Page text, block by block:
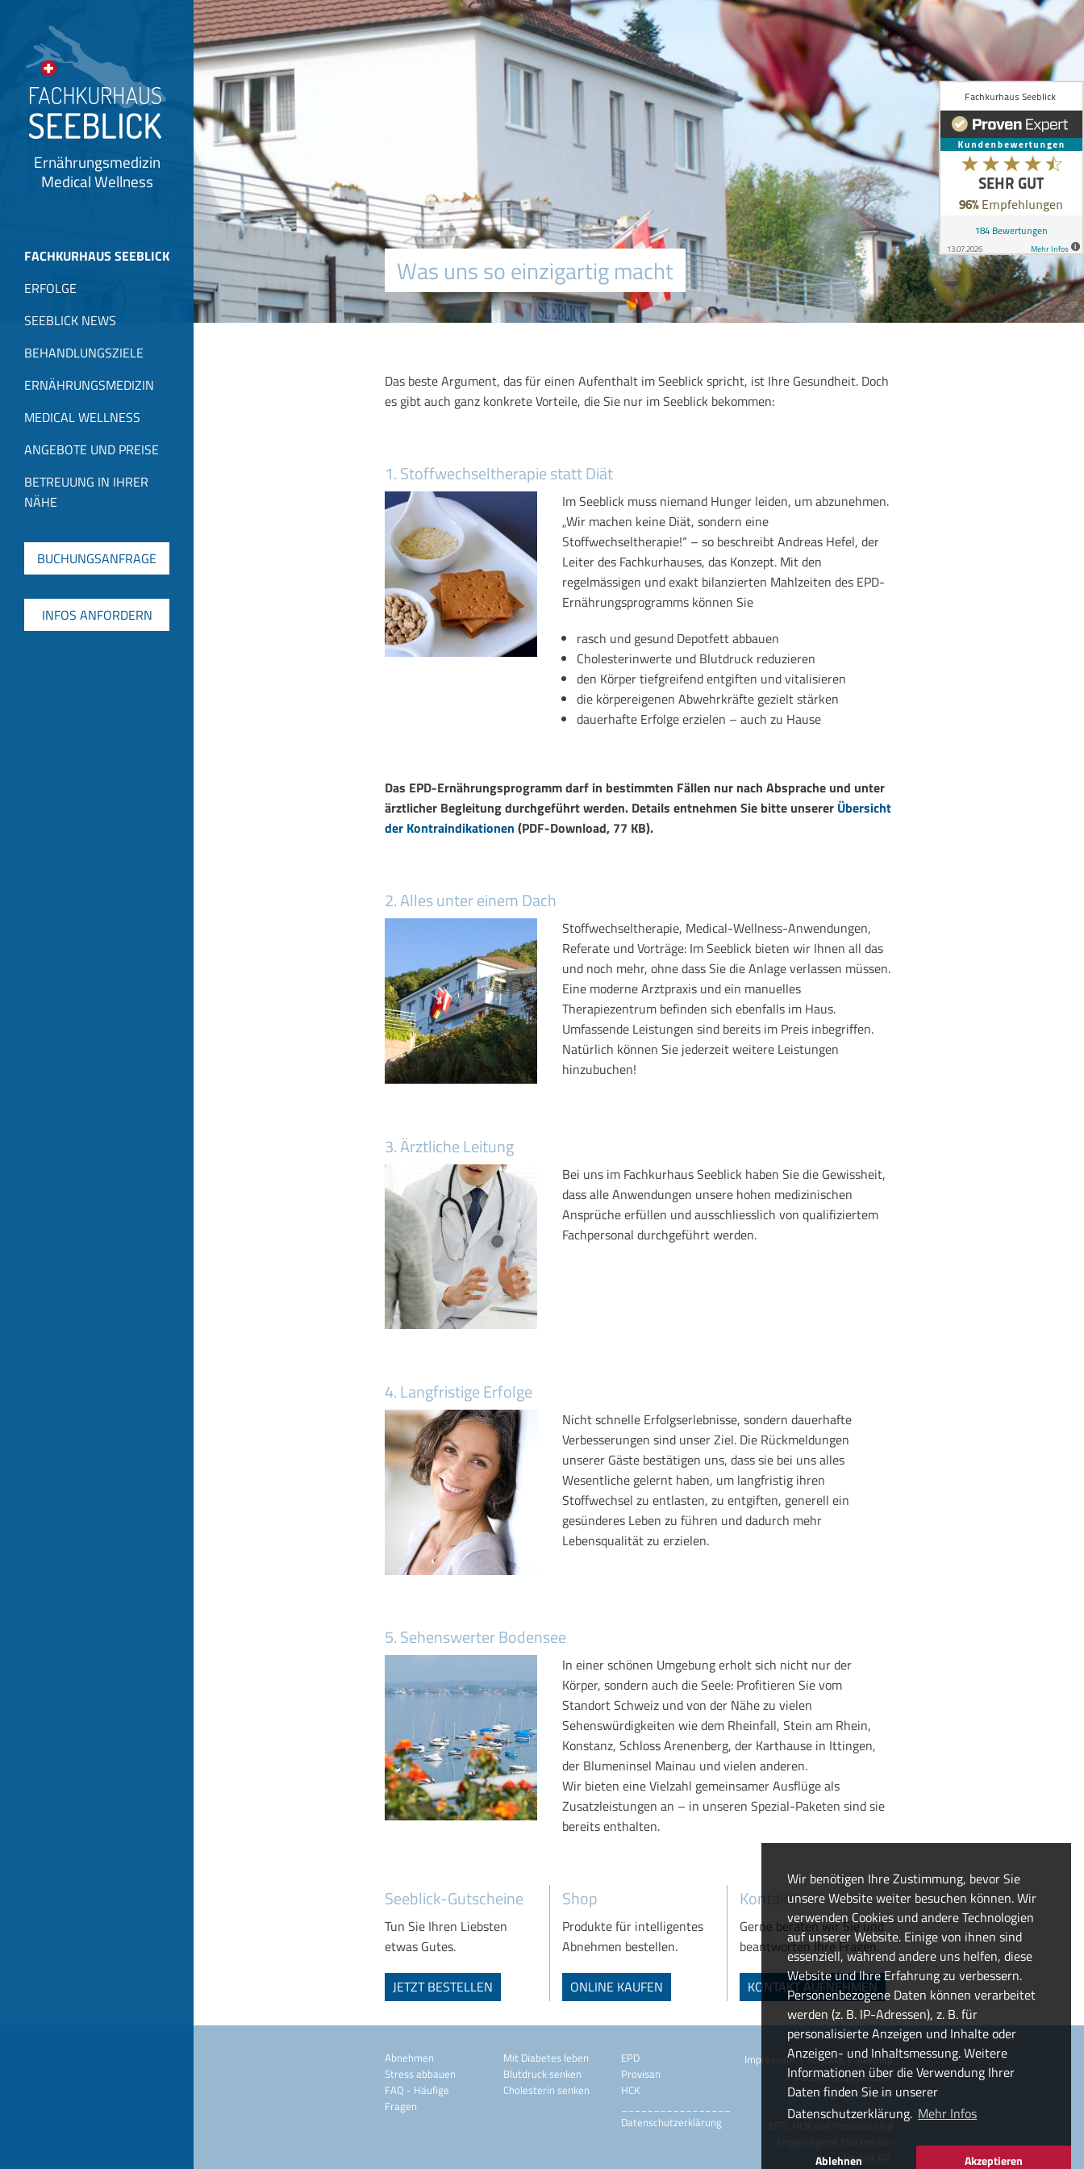
Wir benötigen Ihre Zustimmung, bevor Sie
unsere Website weiter besuchen können. Wir
verwenden Cookies und andere Technologien
auf unserer Website. Einige von ihnen sind
essenziell, während andere uns helfen, diese
Website und Ihre Erfahrung zu verbessern.
Personenbezogene Daten können verarbeitet
werden (z. B. IP-Adressen), z. B. für
personalisierte Anzeigen und Inhalte oder
Anzeigen- und Inhaltsmessung. Weitere
Informationen über die Verwendung Ihrer
Daten finden Sie in unserer
Datenschutzerklärung. Mehr Infos
Akzeptieren
Ablehnen
Ernährungsmedizin
Medical Wellness
FACHKURHAUS SEEBLICK
ERFOLGE
SEEBLICK NEWS
BEHANDLUNGSZIELE
ERNÄHRUNGSMEDIZIN
MEDICAL WELLNESS
ANGEBOTE UND PREISE
BETREUUNG IN IHRER
NÄHE
BUCHUNGSANFRAGE
INFOS ANFORDERN
Was uns so einzigartig macht
Das beste Argument, das für einen Aufenthalt im Seeblick spricht, ist Ihre Gesundheit. Doch
es gibt auch ganz konkrete Vorteile, die Sie nur im Seeblick bekommen:
1. Stoffwechseltherapie statt Diät
Im Seeblick muss niemand Hunger leiden, um abzunehmen.
„Wir machen keine Diät, sondern eine
Stoffwechseltherapie!“ – so beschreibt Andreas Hefel, der
Leiter des Fachkurhauses, das Konzept. Mit den
regelmässigen und exakt bilanzierten Mahlzeiten des EPD-
Ernährungsprogramms können Sie
rasch und gesund Depotfett abbauen
Cholesterinwerte und Blutdruck reduzieren
den Körper tiefgreifend entgiften und vitalisieren
die körpereigenen Abwehrkräfte gezielt stärken
dauerhafte Erfolge erzielen – auch zu Hause
Das EPD-Ernährungsprogramm darf in bestimmten Fällen nur nach Absprache und unter
ärztlicher Begleitung durchgeführt werden. Details entnehmen Sie bitte unserer Übersicht
der Kontraindikationen (PDF-Download, 77 KB).
2. Alles unter einem Dach
Stoffwechseltherapie, Medical-Wellness-Anwendungen,
Referate und Vorträge: Im Seeblick bieten wir Ihnen all das
und noch mehr, ohne dass Sie die Anlage verlassen müssen.
Eine moderne Arztpraxis und ein manuelles
Therapiezentrum befinden sich ebenfalls im Haus.
Umfassende Leistungen sind bereits im Preis inbegriffen.
Natürlich können Sie jederzeit weitere Leistungen
hinzubuchen!
3. Ärztliche Leitung
Bei uns im Fachkurhaus Seeblick haben Sie die Gewissheit,
dass alle Anwendungen unsere hohen medizinischen
Ansprüche erfüllen und ausschliesslich von qualifiziertem
Fachpersonal durchgeführt werden.
4. Langfristige Erfolge
Nicht schnelle Erfolgserlebnisse, sondern dauerhafte
Verbesserungen sind unser Ziel. Die Rückmeldungen
unserer Gäste bestätigen uns, dass sie bei uns alles
Wesentliche gelernt haben, um langfristig ihren
Stoffwechsel zu entlasten, zu entgiften, generell ein
gesünderes Leben zu führen und dadurch mehr
Lebensqualität zu erzielen.
5. Sehenswerter Bodensee
In einer schönen Umgebung erholt sich nicht nur der
Körper, sondern auch die Seele: Profitieren Sie vom
Standort Schweiz und von der Nähe zu vielen
Sehenswürdigkeiten wie dem Rheinfall, Stein am Rhein,
Konstanz, Schloss Arenenberg, der Karthause in Ittingen,
der Blumeninsel Mainau und vielen anderen.
Wir bieten eine Vielzahl gemeinsamer Ausflüge als
Zusatzleistungen an – in unseren Spezial-Paketen sind sie
bereits enthalten.
Seeblick-Gutscheine
Tun Sie Ihren Liebsten
etwas Gutes.
JETZT BESTELLEN
Shop
Produkte für intelligentes
Abnehmen bestellen.
ONLINE KAUFEN
Kontakt
Gerne beraten wir Sie und
beantworten Ihre Fragen.
KONTAKT AUFNEHMEN
Abnehmen
Stress abbauen
FAQ - Häufige
Fragen
Mit Diabetes leben
Blutdruck senken
Cholesterin senken
EPD
Provisan
HCK
Datenschutzerklärung
Impressum|Kontakt |Sitemap
© Fachkurhaus Seeblick
all rights reserved
Hepart AG